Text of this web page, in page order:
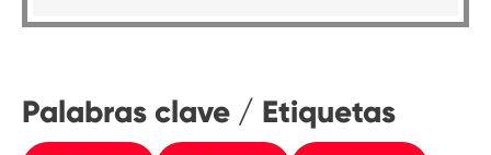
Palabras clave / Etiquetas